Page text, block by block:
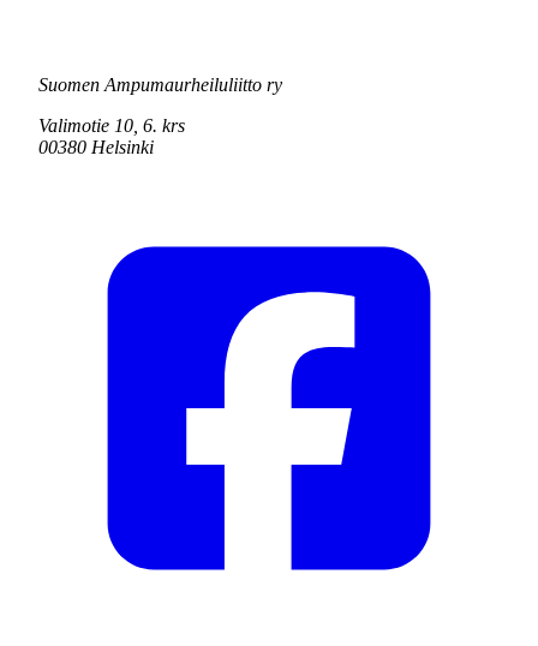
Suomen Ampumaurheiluliitto ry
Valimotie 10, 6. krs
00380 Helsinki